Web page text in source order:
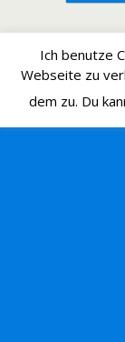
Ich benutze
Webseite zu
dem zu. Du